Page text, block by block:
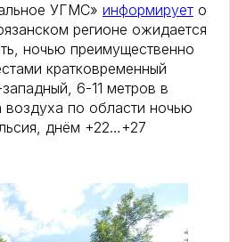
УГМС» информирует о
регионе ожидается
ночью преимущественно
кратковременный
6-11 метров в
воздуха по области ночью
днём +22…+27